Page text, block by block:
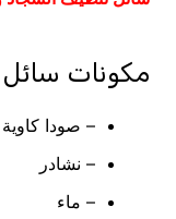
مكونات سائل
– صودا كاوية
– نشادر
– ماء